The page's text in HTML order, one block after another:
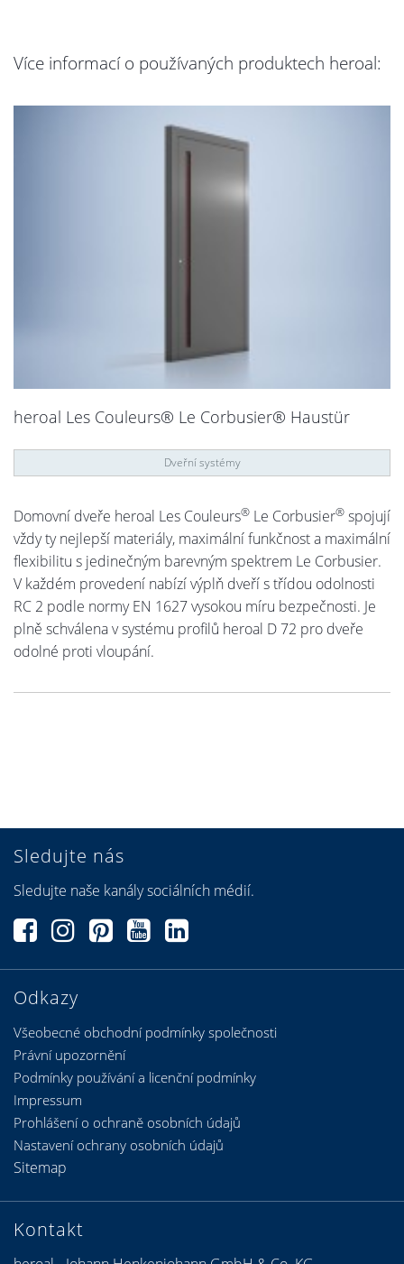
Více informací o používaných produktech heroal:
heroal Les Couleurs® Le Corbusier® Haustür
Dveřní systémy
Domovní dveře heroal Les Couleurs® Le Corbusier® spojují
vždy ty nejlepší materiály, maximální funkčnost a maximální
flexibilitu s jedinečným barevným spektrem Le Corbusier.
V každém provedení nabízí výplň dveří s třídou odolnosti
RC 2 podle normy EN 1627 vysokou míru bezpečnosti. Je
plně schválena v systému profilů heroal D 72 pro dveře
odolné proti vloupání.
Odkazy
Všeobecné obchodní podmínky společnosti
Právní upozornění
Podmínky používání a licenční podmínky
Sledujte nás
Sledujte naše kanály sociálních médií.
Kontakt
Impressum
Prohlášení o ochraně osobních údajů
Nastavení ochrany osobních údajů
Sitemap